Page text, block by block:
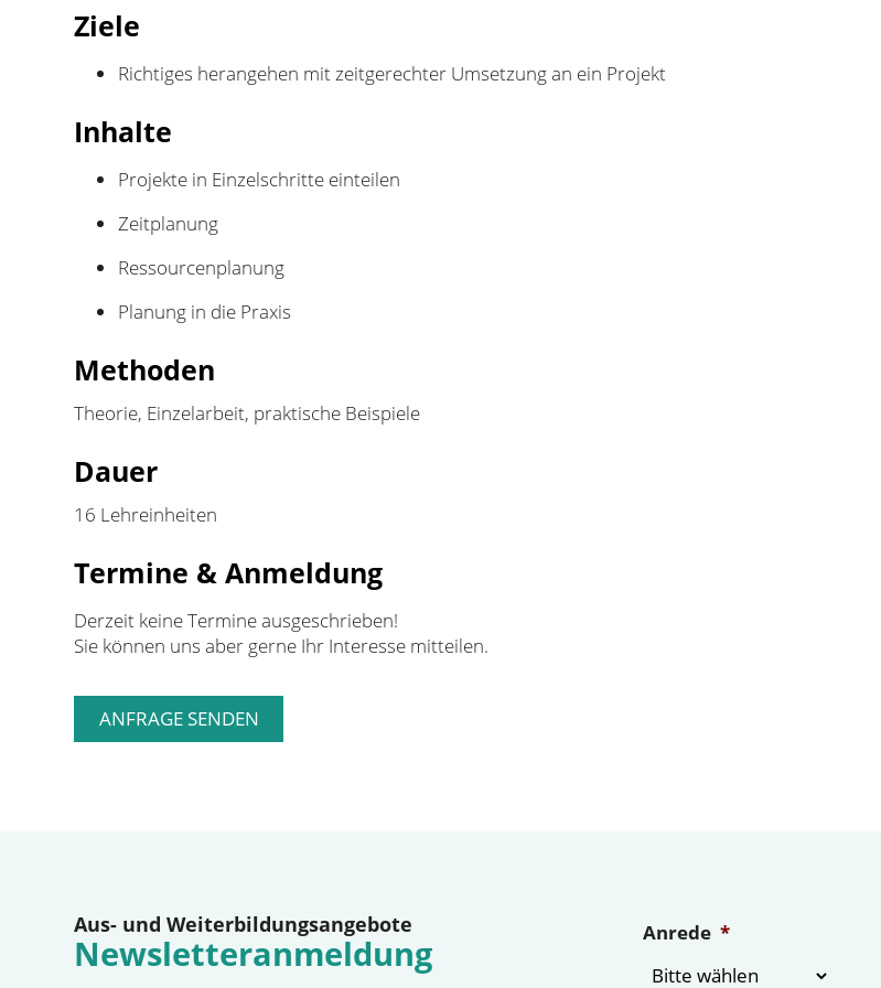
Ziele
Richtiges herangehen mit zeitgerechter Umsetzung an ein Projekt
Inhalte
Projekte in Einzelschritte einteilen
Zeitplanung
Ressourcenplanung
Planung in die Praxis
Methoden
Theorie, Einzelarbeit, praktische Beispiele
Dauer
16 Lehreinheiten
Termine & Anmeldung
Derzeit keine Termine ausgeschrieben!
Sie können uns aber gerne Ihr Interesse mitteilen.
Aus- und Weiterbildungsangebote
Newsletteranmeldung Anrede *